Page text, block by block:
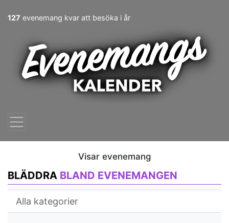
127 evenemang kvar att besöka i år
Visar evenemang
BLÄDDRA BLAND EVENEMANGEN
Alla kategorier